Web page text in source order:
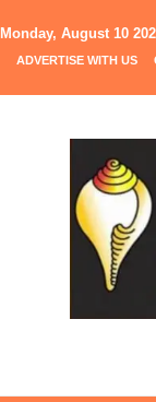
Monday, August 10
ADVERTISE WITH US